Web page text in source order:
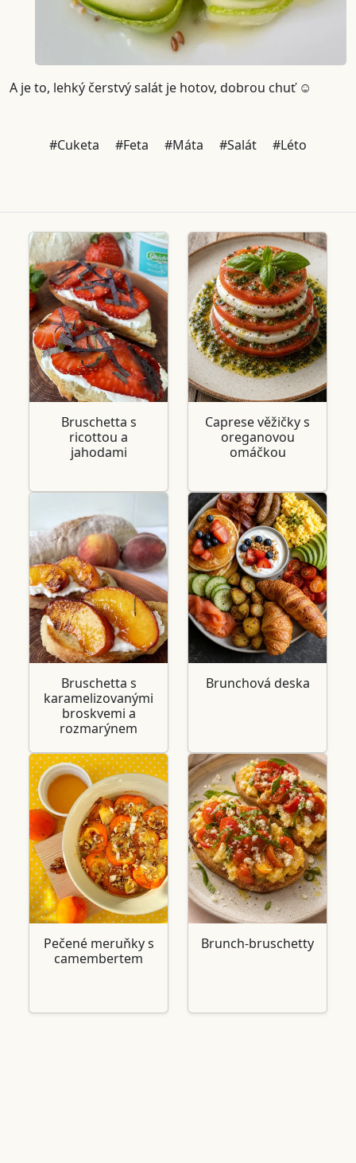
A je to, lehký čerstvý salát je hotov, dobrou chuť ☺️
#Cuketa #Feta #Máta #Salát #Léto
Bruschetta s
ricottou a
jahodami
Caprese věžičky s
oreganovou
omáčkou
Bruschetta s
karamelizovanými
broskvemi a
rozmarýnem
Brunchová deska
Pečené meruňky s
camembertem
Brunch-bruschetty